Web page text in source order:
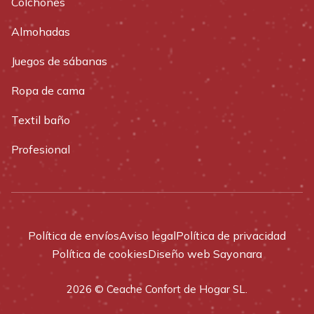
Almohadas
Juegos de sábanas
Ropa de cama
Textil baño
Profesional
2026 © Ceache Confort de Hogar SL.
Política de envíosAviso legalPolítica de privacidad
Política de cookiesDiseño web Sayonara